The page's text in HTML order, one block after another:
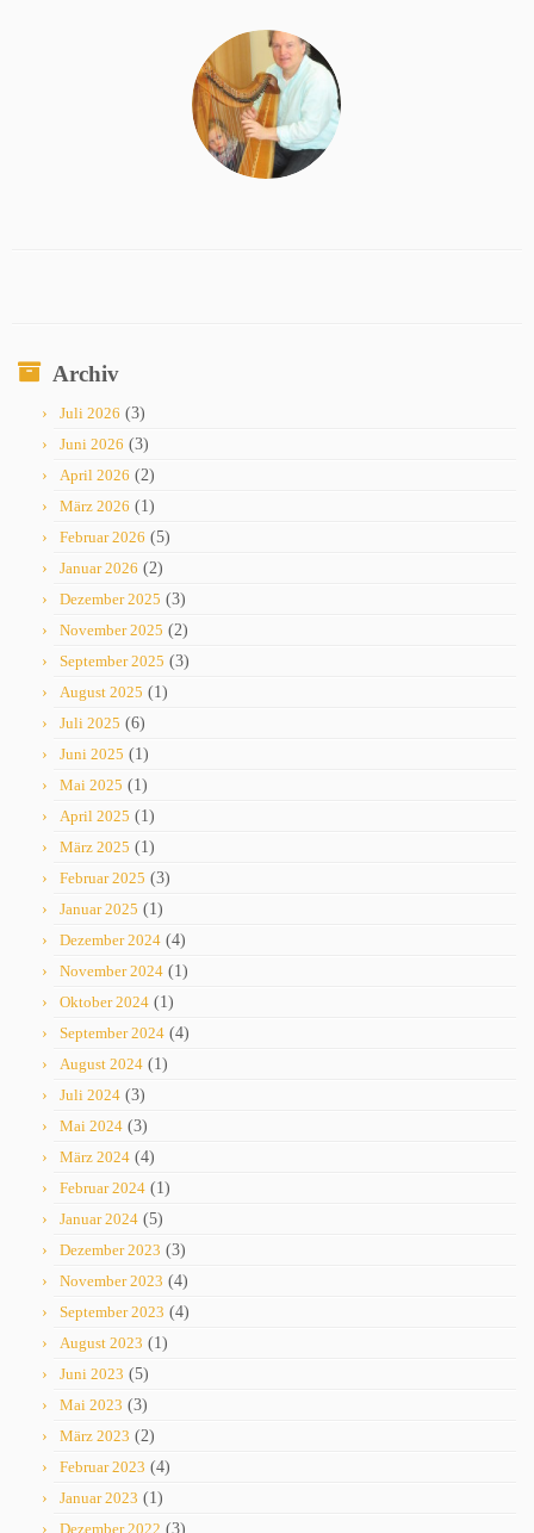
Archiv
Juli 2026 (3)
Juni 2026 (3)
April 2026 (2)
März 2026 (1)
Februar 2026 (5)
Januar 2026 (2)
Dezember 2025 (3)
November 2025 (2)
September 2025 (3)
August 2025 (1)
Juli 2025 (6)
Juni 2025 (1)
Mai 2025 (1)
April 2025 (1)
März 2025 (1)
Februar 2025 (3)
Januar 2025 (1)
Dezember 2024 (4)
November 2024 (1)
Oktober 2024 (1)
September 2024 (4)
August 2024 (1)
Juli 2024 (3)
Mai 2024 (3)
März 2024 (4)
Februar 2024 (1)
Januar 2024 (5)
Dezember 2023 (3)
November 2023 (4)
September 2023 (4)
August 2023 (1)
Juni 2023 (5)
Mai 2023 (3)
März 2023 (2)
Februar 2023 (4)
Januar 2023 (1)
Dezember 2022 (3)